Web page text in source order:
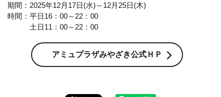
期間：2025年12月17日(水)～12月25日(木)
時間：平日16：00～22：00
土日11：00～22：00
アミュプラザみやざき公式ＨＰ